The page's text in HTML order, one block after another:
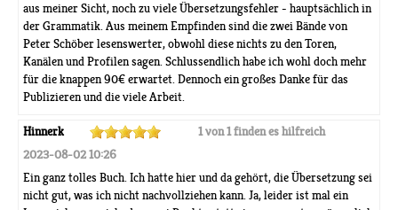
aus meiner Sicht, noch zu viele Übersetzungsfehler - hauptsächlich in
der Grammatik. Aus meinem Empfinden sind die zwei Bände von
Peter Schöber lesenswerter, obwohl diese nichts zu den Toren,
Kanälen und Profilen sagen. Schlussendlich habe ich wohl doch mehr
für die knappen 90€ erwartet. Dennoch ein großes Danke für das
Publizieren und die viele Arbeit.
Hinnerk
1 von 1 finden es hilfreich
2023-08-02 10:26
Ein ganz tolles Buch. Ich hatte hier und da gehört, die Übersetzung sei
nicht gut, was ich nicht nachvollziehen kann. Ja, leider ist mal ein